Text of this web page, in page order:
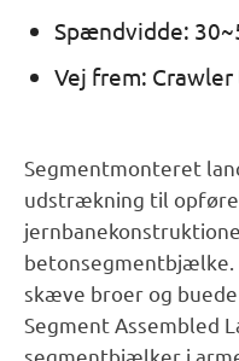
Spændvidde:
Vej frem:
Segmentmonteret
udstrækning til
betonsegmentbjælke.
skæve broer og
Segment Assembled
segmentbjælker i